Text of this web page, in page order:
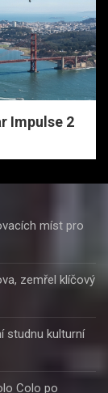
Impulse 2
míst pro
zemřel klíčový
studnu kulturní
Colo po